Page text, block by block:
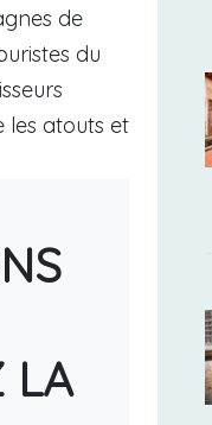
de
du
les atouts et
LA